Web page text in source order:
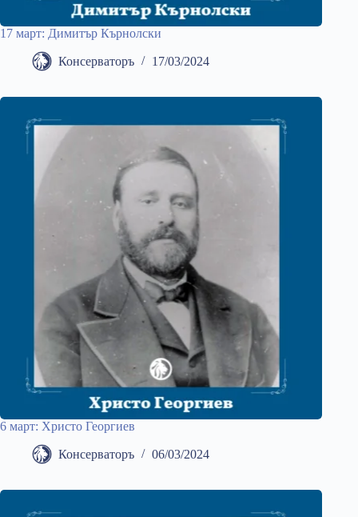
17 март: Димитър Кърнолски
Консерваторъ 17/03/2024
6 март: Христо Георгиев
Консерваторъ 06/03/2024